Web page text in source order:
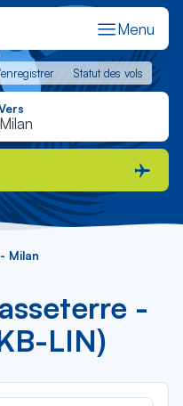
Menu
Statut des vols
Statut des vols
Milan
-
LIN)